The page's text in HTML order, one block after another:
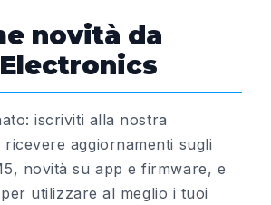
novità da
iscriviti alla nostra
aggiornamenti sugli
novità su app e firmware, e
utilizzare al meglio i tuoi